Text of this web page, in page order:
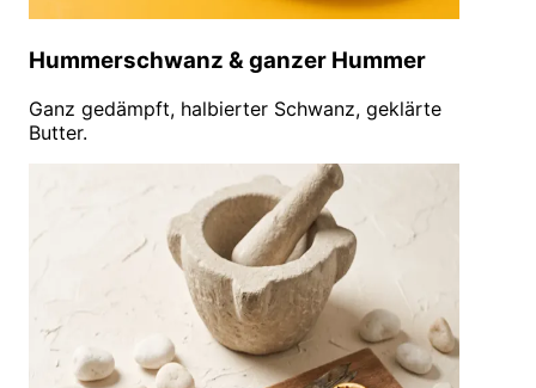
Hummerschwanz & ganzer Hummer
Ganz gedämpft, halbierter Schwanz, geklärte
Butter.